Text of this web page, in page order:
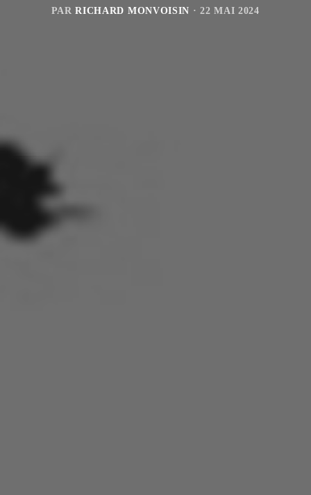
PARRICHARD MONVOISIN · 22 MAI 2024